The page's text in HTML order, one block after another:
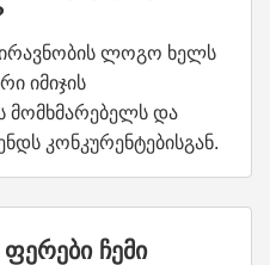
ლოგო ხელს
იმიჯის
მომხმარებელს და
კონკურენტებისგან.
ჩემი